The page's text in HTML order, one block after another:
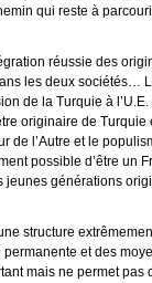
qui reste à
réussie des
les deux sociétés…
de la Turquie à
originaire de
de l’Autre et le
possible d’être un
jeunes générations
structure
et des
mais ne permet